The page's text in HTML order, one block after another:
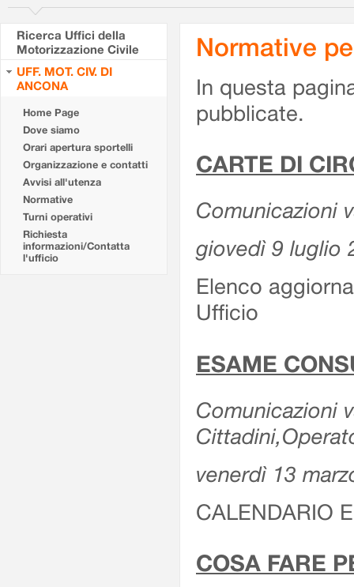
Ricerca Uffici della
Motorizzazione Civile
UFF. MOT. CIV. DI
ANCONA
Home Page
Dove siamo
Orari apertura sportelli
Organizzazione e contatti
Avvisi all'utenza
Normative
Turni operativi
Richiesta
informazioni/Contatta
l'ufficio
Normative
In questa
pubblicate.
CARTE DI
Comunicazioni
giovedì 9 luglio
Elenco
Ufficio
ESAME
Comunicazioni
venerdì 13
CALENDARIO
COSA FARE